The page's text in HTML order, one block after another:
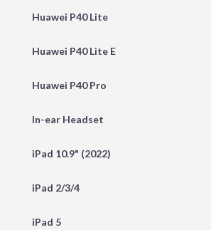
Huawei P40 Lite
Huawei P40 Lite E
Huawei P40 Pro
In-ear Headset
iPad 10.9" (2022)
iPad 2/3/4
iPad 5